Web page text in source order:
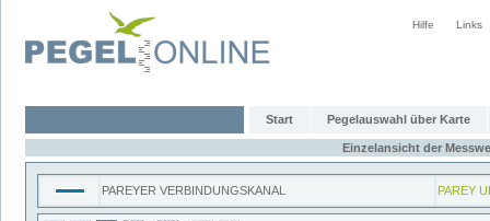
Hilfe Links
Start Pegelauswahl über Karte
Einzelansicht der
PAREYER VERBINDUNGSKANAL PAREY